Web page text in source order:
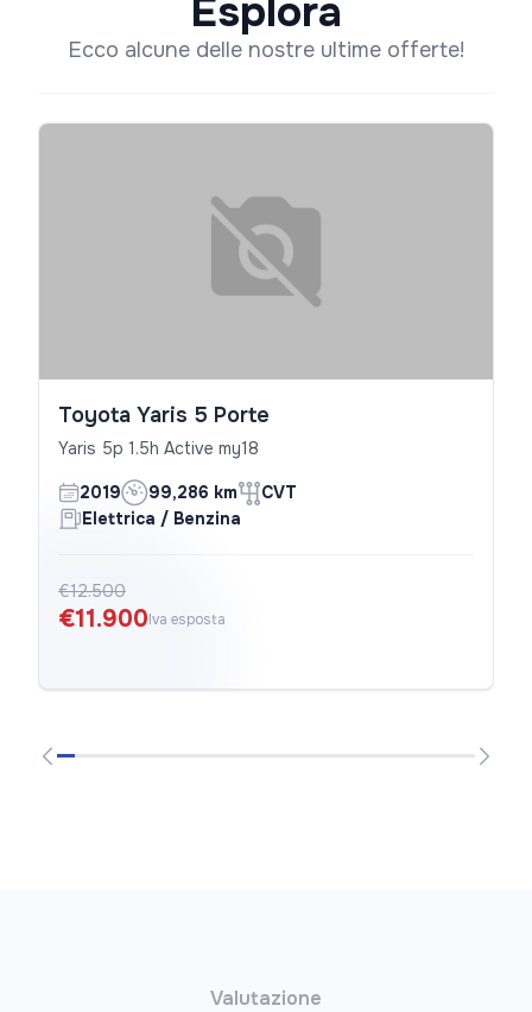
Esplora
Ecco alcune delle nostre ultime offerte!
Toyota Yaris 5 Porte
Yaris 5p 1.5h Active my18
2019 99,286 km
CVT
Elettrica / Benzina
€12.500
€11.900Iva esposta
Valutazione